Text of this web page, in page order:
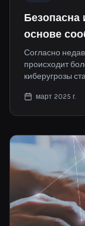
Безопасна
основе
Согласно
происходит
киберугрозы
март 2025 г.